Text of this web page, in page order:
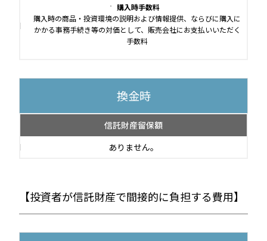
購入時手数料
購入時の商品・投資環境の説明および情報提供、ならびに購入に
かかる事務手続き等の対価として、販売会社にお支払いいただく
手数料
換金時
信託財産留保額
ありません。
【投資者が信託財産で間接的に負担する費用】